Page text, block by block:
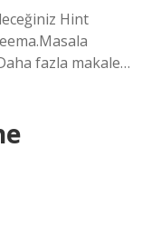
Hint
fazla makale…